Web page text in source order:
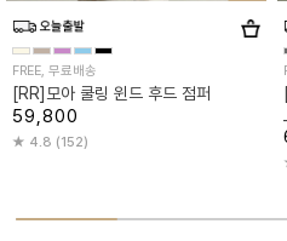
FREE, 무료배송
[RR]모아 쿨링 윈드 후드 점퍼
59,800
4.8 (152)